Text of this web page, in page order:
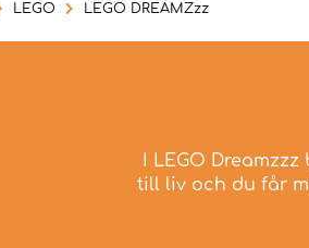
LEGO LEGO DREAMZzz
I LEGO
till liv och du får